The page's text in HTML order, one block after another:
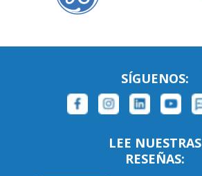
SÍGUENOS:
LEE NUESTRAS
RESEÑAS: